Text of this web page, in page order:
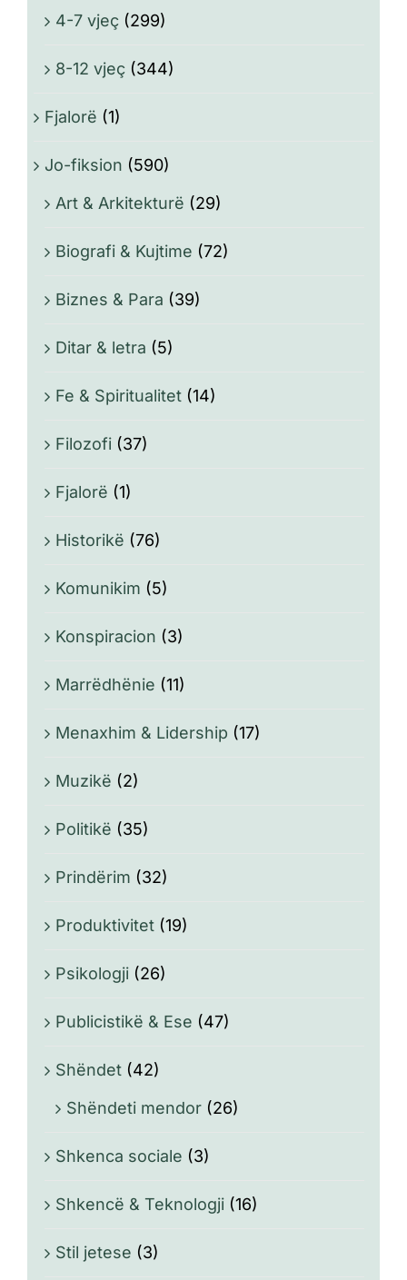
4-7 vjeç (299)
8-12 vjeç (344)
Fjalorë (1)
Jo-fiksion (590)
Art & Arkitekturë (29)
Biografi & Kujtime (72)
Biznes & Para (39)
Ditar & letra (5)
Fe & Spiritualitet (14)
Filozofi (37)
Fjalorë (1)
Historikë (76)
Komunikim (5)
Konspiracion (3)
Marrëdhënie (11)
Menaxhim & Lidership (17)
Muzikë (2)
Politikë (35)
Prindërim (32)
Produktivitet (19)
Psikologji (26)
Publicistikë & Ese (47)
Shëndet (42)
Shëndeti mendor (26)
Shkenca sociale (3)
Shkencë & Teknologji (16)
Stil jetese (3)